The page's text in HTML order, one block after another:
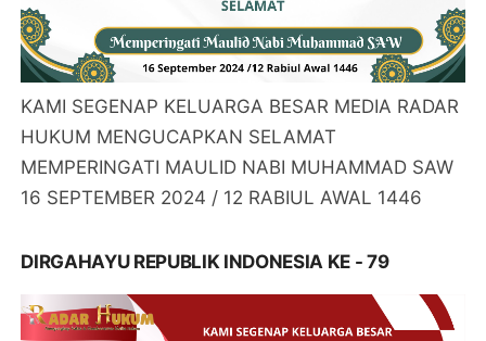
KAMI SEGENAP KELUARGA BESAR MEDIA RADAR
HUKUM MENGUCAPKAN SELAMAT
MEMPERINGATI MAULID NABI MUHAMMAD SAW
16 SEPTEMBER 2024 / 12 RABIUL AWAL 1446
DIRGAHAYU REPUBLIK INDONESIA KE - 79